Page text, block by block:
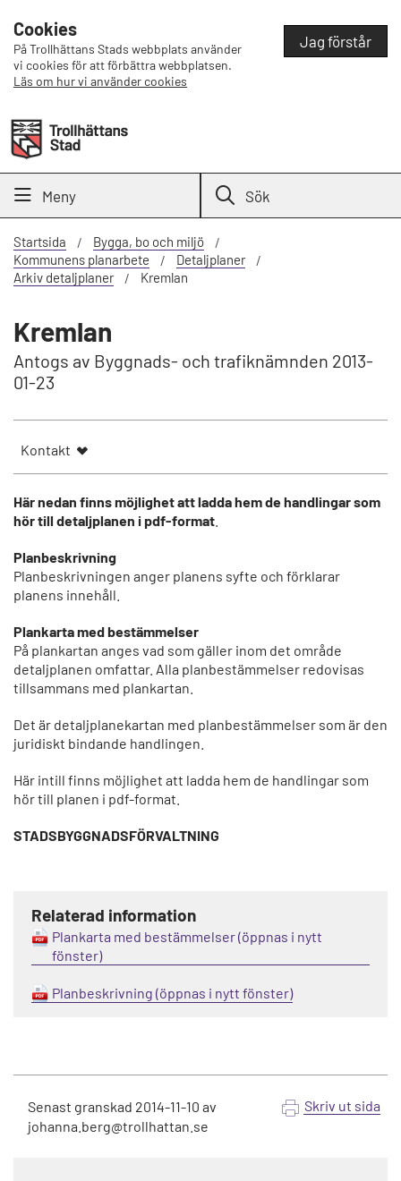
Cookies
På Trollhättans Stads webbplats använder
vi cookies för att förbättra webbplatsen.
Läs om hur vi använder cookies
Jag förstår
Meny Sök
Startsida
Bygga, bo och miljö
Kommunens planarbete
Detaljplaner
Arkiv detaljplaner
Kremlan
Kremlan
Antogs av Byggnads- och trafiknämnden 2013-
01-23
Kontakt
Här nedan finns möjlighet att ladda hem de handlingar som
hör till detaljplanen i pdf-format
Planbeskrivning
Planbeskrivningen anger planens syfte och förklarar
planens innehåll.
Plankarta med bestämmelser
På plankartan anges vad som gäller inom det område
detaljplanen omfattar. Alla planbestämmelser redovisas
tillsammans med plankartan.
Det är detaljplanekartan med planbestämmelser som är den
juridiskt bindande handlingen.
Här intill finns möjlighet att ladda hem de handlingar som
hör till planen i pdf-format.
STADSBYGGNADSFÖRVALTNING
Relaterad information
Plankarta med bestämmelser
Planbeskrivning
Senast granskad 2014-11-10 av
johanna.berg@trollhattan.se
Skriv ut sida